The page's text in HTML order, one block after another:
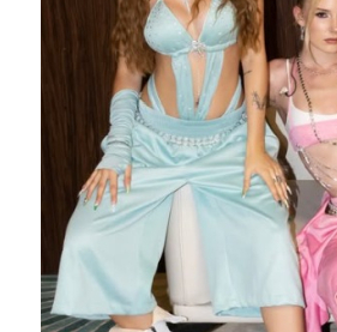
MERCAN KÖŞK dizisinin afişi hazır